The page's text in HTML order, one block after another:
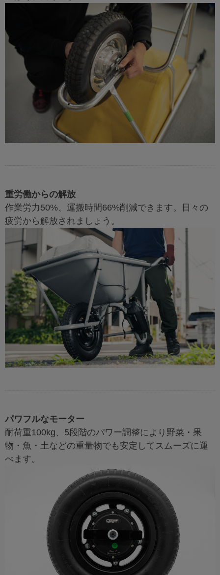
重労働からの解放
作業労力50%、運搬時間66%削減できます。日々の
疲労から解放されましょう。
パワフルなモーター
耐荷重100kg、5段階のパワー調整により野菜・果
物・魚・土などの重量物でも安定してスムーズに運
べます。